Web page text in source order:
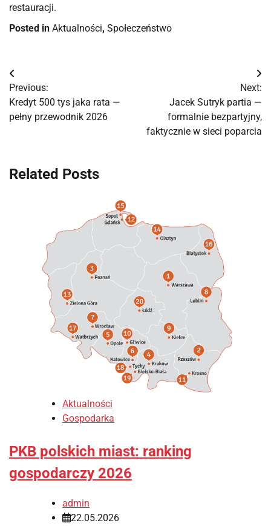
restauracji.
Posted in Aktualności, Społeczeństwo
Nawigacja
wpisu
Previous:
Kredyt 500 tys jaka rata —
pełny przewodnik 2026
Next:
Jacek Sutryk partia —
formalnie bezpartyjny,
faktycznie w sieci poparcia
Related Posts
Aktualności
Gospodarka
PKB polskich miast: ranking
gospodarczy 2026
admin
22.05.2026